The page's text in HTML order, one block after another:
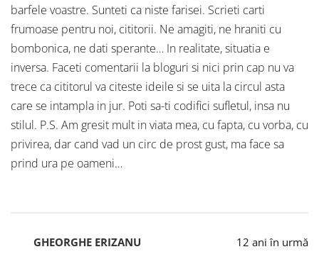
barfele voastre. Sunteti ca niste farisei. Scrieti carti
frumoase pentru noi, cititorii. Ne amagiti, ne hraniti cu
bombonica, ne dati sperante… In realitate, situatia e
inversa. Faceti comentarii la bloguri si nici prin cap nu va
trece ca cititorul va citeste ideile si se uita la circul asta
care se intampla in jur. Poti sa-ti codifici sufletul, insa nu
stilul. P.S. Am gresit mult in viata mea, cu fapta, cu vorba, cu
privirea, dar cand vad un circ de prost gust, ma face sa
prind ura pe oameni…
GHEORGHE ERIZANU 12 ani în urmă